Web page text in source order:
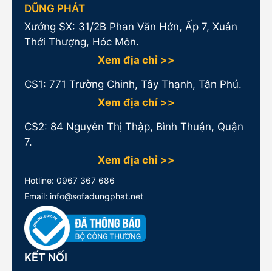
DŨNG PHÁT
Xưởng SX: 31/2B Phan Văn Hớn, Ấp 7, Xuân
Thới Thượng, Hóc Môn.
Xem địa chỉ >>
CS1: 771 Trường Chinh, Tây Thạnh, Tân Phú.
Xem địa chỉ >>
CS2: 84 Nguyễn Thị Thập, Bình Thuận, Quận
7.
Xem địa chỉ >>
Hotline: 0967 367 686
Email: info@sofadungphat.net
KẾT NỐI